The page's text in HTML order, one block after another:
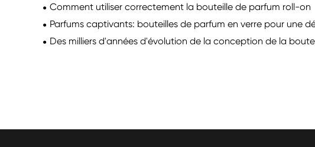
Comment utiliser correctement la bouteille de parfum roll-on
Parfums captivants: bouteilles de parfum en verre pour une
Des milliers d'années d'évolution de la conception de la